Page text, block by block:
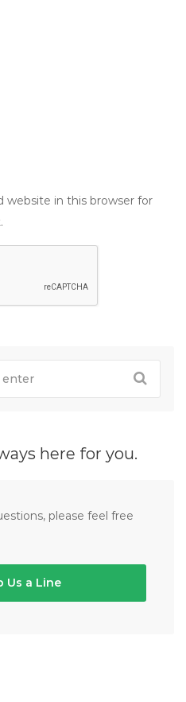
website in this browser for
here for you.
please feel free
Us a Line